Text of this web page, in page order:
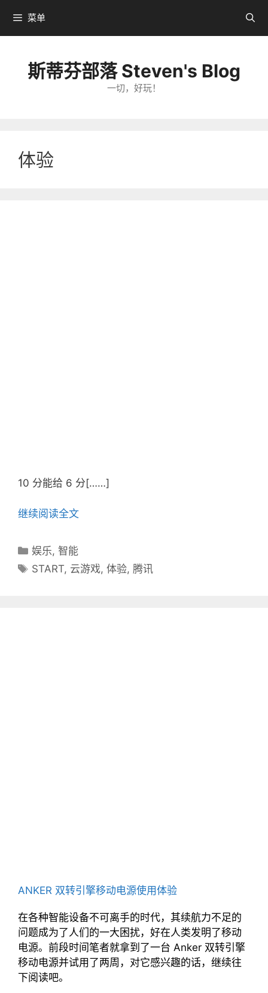
到
菜单
斯蒂芬部落 Steven's Blog
一切，好玩！
体验
10 分能给 6 分[……]
继续阅读全文
分
类
娱乐,智能
标
START, 云游戏,体验, 腾讯
ANKER 双转引擎移动电源使用体验
在各种智能设备不可离手的时代，其续航力不足的
问题成为了人们的一大困扰，好在人类发明了移动
电源。前段时间笔者就拿到了一台 Anker 双转引擎
移动电源并试用了两周，对它感兴趣的话，继续往
下阅读吧。